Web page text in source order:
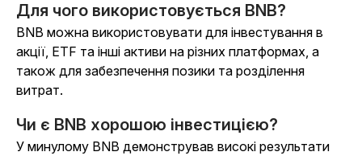
Для чого використовується BNB?
BNB можна використовувати для інвестування в
акції, ETF та інші активи на різних платформах, а
також для забезпечення позики та розділення
витрат.
Чи є BNB хорошою інвестицією?
У минулому BNB демонстрував високі результати